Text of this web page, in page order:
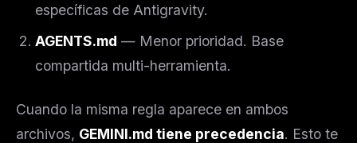
específicas de Antigravity.
AGENTS.md — Menor prioridad. Base
compartida multi-herramienta.
Cuando la misma regla aparece en ambos
archivos, GEMINI.md tiene precedencia. Esto te